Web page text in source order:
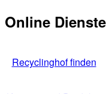
Online Dienste
Recyclinghof finden